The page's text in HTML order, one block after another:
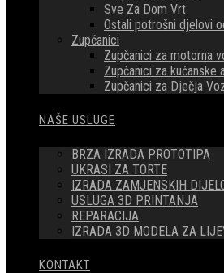
Sve Za Dom Vrt
Ostali potrošni djelovi
Zupčanici
Zupčanici za motorna
Zupčanici za kućanske
Zupčanici za Dječja
NAŠE USLUGE
BRZA IZRADA PROTOTIPA
UKRASI ZA TORTE
IZRADA ZAMJENSKIH
USLUGA 3D PRINTANJA
REPARACIJA
IZRADA 3D MODELA ZA
KONTAKT